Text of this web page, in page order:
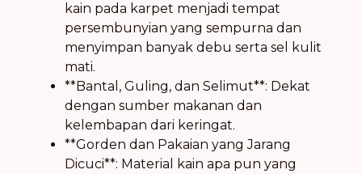
kain pada karpet menjadi tempat
persembunyian yang sempurna dan
menyimpan banyak debu serta sel kulit
mati.
**Bantal, Guling, dan Selimut**: Dekat
dengan sumber makanan dan
kelembapan dari keringat.
**Gorden dan Pakaian yang Jarang
Dicuci**: Material kain apa pun yang